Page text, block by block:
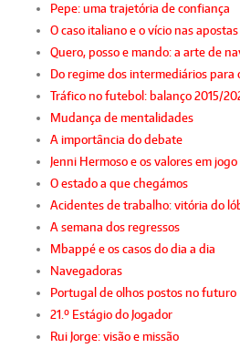
Pepe: uma trajetória de confiança
O caso italiano e o vício nas apostas
Quero, posso e mando: a arte de
Do regime dos intermediários para
Tráfico no futebol: balanço 2015/
Mudança de mentalidades
A importância do debate
Jenni Hermoso e os valores em jogo
O estado a que chegámos
Acidentes de trabalho: vitória do
A semana dos regressos
Mbappé e os casos do dia a dia
Navegadoras
Portugal de olhos postos no futuro
21.º Estágio do Jogador
Rui Jorge: visão e missão